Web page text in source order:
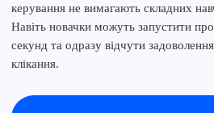
керування не вимагають складних
Навіть новачки можуть запустити
секунд та одразу відчути
клікання.